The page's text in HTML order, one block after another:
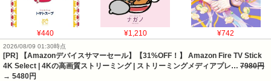
¥440 ¥1,210 ¥742
2026/08/09 01:30時点
[PR] 【Amazonデバイスサマーセール】【31%OFF！】 Amazon Fire TV Stick
4K Select | 4Kの高画質ストリーミング | ストリーミングメディアプレ… 7980円
→ 5480円